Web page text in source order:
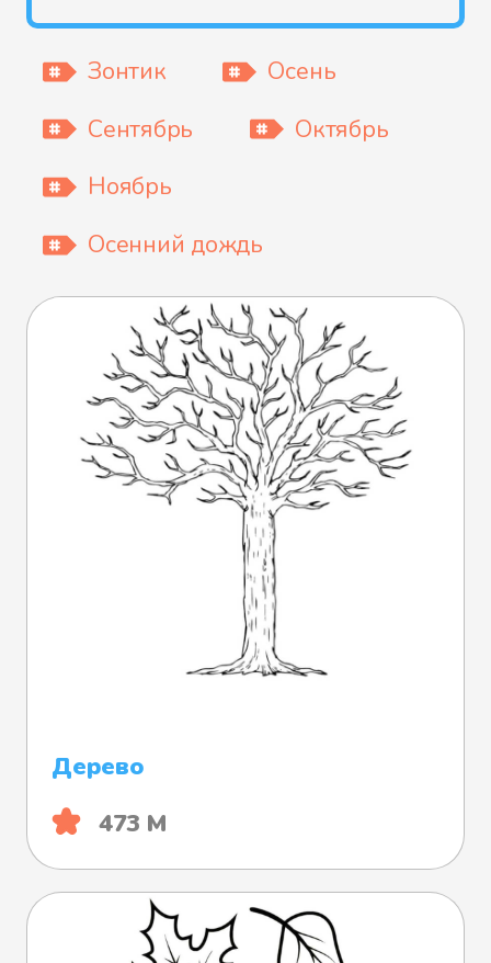
Зонтик
Осень
Сентябрь
Октябрь
Ноябрь
Осенний дождь
Дерево
473 М